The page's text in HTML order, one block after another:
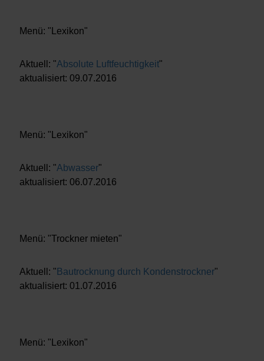
Menü: "Lexikon"
Aktuell: "Absolute Luftfeuchtigkeit"
aktualisiert: 09.07.2016
Menü: "Lexikon"
Aktuell: "Abwasser"
aktualisiert: 06.07.2016
Menü: "Trockner mieten"
Aktuell: " Bautrocknung durch Kondenstrockner"
aktualisiert: 01.07.2016
Menü: "Lexikon"